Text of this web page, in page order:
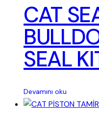
CAT
SEAL
Devamını oku